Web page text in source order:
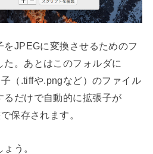
をJPEGに変換させるためのフ
た。あとはこのフォルダに
（.tiffや.pngなど）のファイル
るだけで自動的に拡張子が
保存されます。
う。